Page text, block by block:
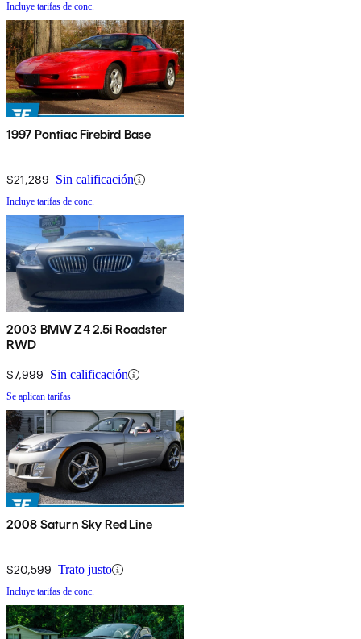
Incluye tarifas de conc.
1997 Pontiac Firebird Base
$21,289 Sin calificación
Incluye tarifas de conc.
2003 BMW Z4 2.5i Roadster
RWD
$7,999 Sin calificación
Se aplican tarifas
2008 Saturn Sky Red Line
$20,599 Trato justo
Incluye tarifas de conc.